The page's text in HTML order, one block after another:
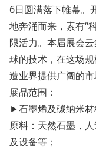
6日圆满落下帷幕。
地奔涌而来，素有“
限活力。本届展会
球的技术，在这场
造业界提供广阔的市
展品范围：
►石墨烯及碳纳米材
原料：天然石墨，
及设备等；